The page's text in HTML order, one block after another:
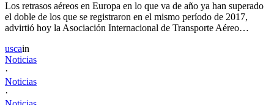
Los retrasos aéreos en Europa en lo que va de año ya han superado
el doble de los que se registraron en el mismo período de 2017,
advirtió hoy la Asociación Internacional de Transporte Aéreo…
uscain
Noticias
·
Noticias
·